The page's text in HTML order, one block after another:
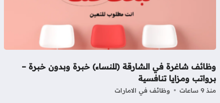
شاغرة في الشارقة (للنساء) خبرة وبدون خبرة –
ومزايا تنافسية
ساعات وظائف في الامارات